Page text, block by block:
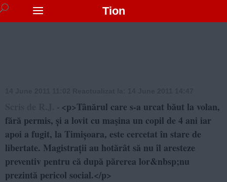
Tion
- <p>Tânărul care s-a urcat băut la volan,
fără permis, și a lovit cu maşina un copil de 4 ani iar
apoi a fugit, la Timișoara, este cercetat în stare de
libertate. Magistrații au hotărât să nu îl aresteze
preventiv pentru că după părerea lor&nbsp;nu
prezintă pericol social.</p>